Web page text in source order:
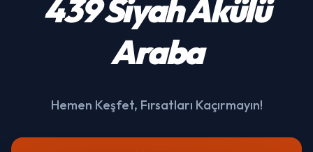
439 Siyah Akülü
Araba
Hemen Keşfet, Fırsatları Kaçırmayın!